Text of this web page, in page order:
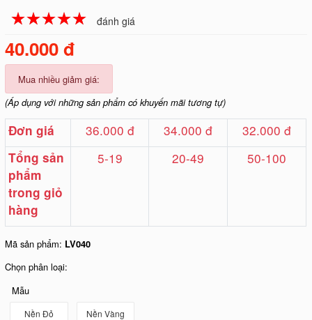
☆☆☆☆☆
★★★★★ đánh giá
40.000 đ
Mua nhiều giảm giá:
(Áp dụng với những sản phẩm có khuyến mãi tương tự)
Đơn giá 36.000 đ 34.000 đ 32.000 đ
Tổng sản
phẩm
trong giỏ
hàng
5-19 20-49 50-100
Mã sản phẩm: LV040
Chọn phân loại:
Mẫu
Nền Đỏ Nền Vàng